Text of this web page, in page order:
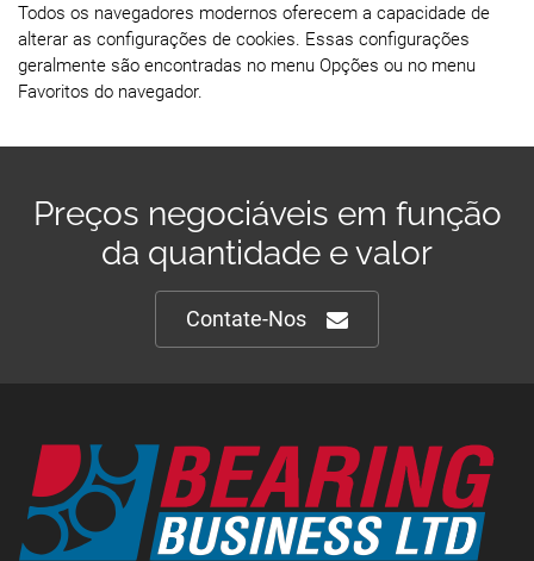
Todos os navegadores modernos oferecem a capacidade de
alterar as configurações de cookies. Essas configurações
geralmente são encontradas no menu Opções ou no menu
Favoritos do navegador.
Preços negociáveis em função
da quantidade e valor
Contate-Nos